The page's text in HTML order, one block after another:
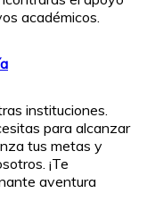
académicos.
instituciones.
para alcanzar
tus metas y
¡Te
aventura